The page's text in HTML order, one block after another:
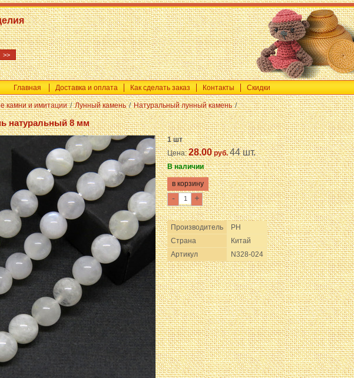
Главная Доставка и оплата Как сделать заказ Контакты Скидки
камни и имитации / Лунный камень / Натуральный лунный камень /
натуральный 8 мм
1 шт
Цена:28.00руб.44 шт.
В наличии
- +
Производитель
PH
Страна
Китай
Артикул
N328-024